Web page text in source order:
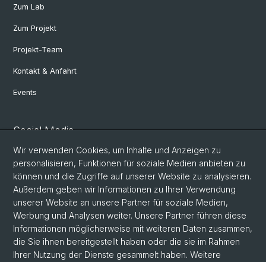
Zum Lab
Zum Projekt
Projekt-Team
Kontakt & Anfahrt
Events
Social Media
Facebook
Instagram
Twitter
Wir verwenden Cookies, um Inhalte und Anzeigen zu
personalisieren, Funktionen für soziale Medien anbieten zu
können und die Zugriffe auf unserer Website zu analysieren.
Außerdem geben wir Informationen zu Ihrer Verwendung
unserer Website an unsere Partner für soziale Medien,
Werbung und Analysen weiter. Unsere Partner führen diese
Informationen möglicherweise mit weiteren Daten zusammen,
die Sie ihnen bereitgestellt haben oder die sie im Rahmen
Ihrer Nutzung der Dienste gesammelt haben. Weitere